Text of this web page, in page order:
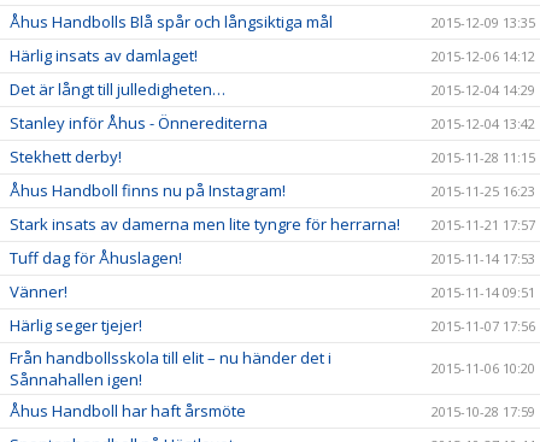
Åhus Handbolls Blå spår och långsiktiga mål 2015-12-09 13:35
Härlig insats av damlaget! 2015-12-06 14:12
Det är långt till julledigheten… 2015-12-04 14:29
Stanley inför Åhus - Önnerediterna 2015-12-04 13:42
Stekhett derby! 2015-11-28 11:15
Åhus Handboll finns nu på Instagram! 2015-11-25 16:23
Stark insats av damerna men lite tyngre för herrarna! 2015-11-21 17:57
Tuff dag för Åhuslagen! 2015-11-14 17:53
Vänner! 2015-11-14 09:51
Härlig seger tjejer! 2015-11-07 17:56
Från handbollsskola till elit – nu händer det i
Sånnahallen igen!
2015-11-06 10:20
Åhus Handboll har haft årsmöte 2015-10-28 17:59